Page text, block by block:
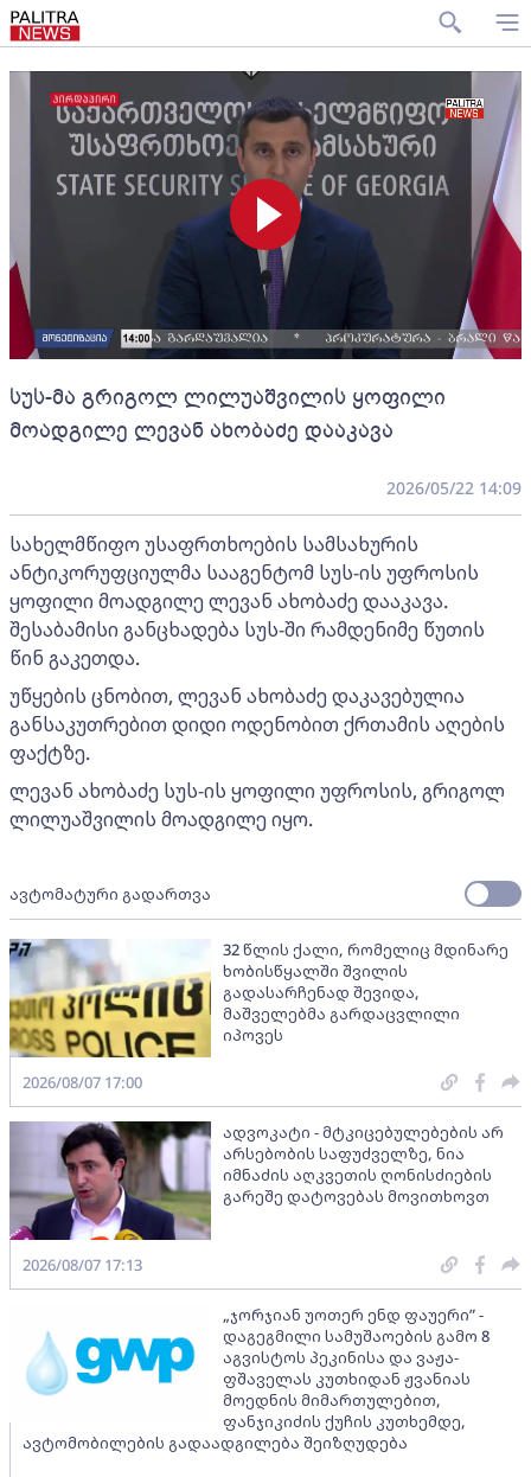
სუს-მა გრიგოლ ლილუაშვილის ყოფილი
მოადგილე ლევან ახობაძე დააკავა
2026/05/22 14:09
სახელმწიფო უსაფრთხოების სამსახურის
ანტიკორუფციულმა სააგენტომ სუს-ის უფროსის
ყოფილი მოადგილე ლევან ახობაძე დააკავა.
შესაბამისი განცხადება სუს-ში რამდენიმე წუთის
წინ გაკეთდა.
უწყების ცნობით, ლევან ახობაძე დაკავებულია
განსაკუთრებით დიდი ოდენობით ქრთამის აღების
ფაქტზე.
ლევან ახობაძე სუს-ის ყოფილი უფროსის, გრიგოლ
ლილუაშვილის მოადგილე იყო.
ავტომატური გადართვა
32 წლის ქალი, რომელიც მდინარე
ხობისწყალში შვილის
გადასარჩენად შევიდა,
მაშველებმა გარდაცვლილი
იპოვეს
2026/08/07 17:00
ადვოკატი - მტკიცებულებების არ
არსებობის საფუძველზე, ნია
იმნაძის აღკვეთის ღონისძიების
გარეშე დატოვებას მოვითხოვთ
2026/08/07 17:13
„ჯორჯიან უოთერ ენდ ფაუერი” -
დაგეგმილი სამუშაოების გამო 8
აგვისტოს პეკინისა და ვაჟა-
ფშაველას კუთხიდან ჟვანიას
მოედნის მიმართულებით,
ფანჯიკიძის ქუჩის კუთხემდე,
ავტომობილების გადაადგილება შეიზღუდება